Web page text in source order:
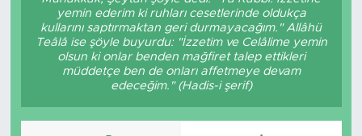
yemin ederim ki ruhları cesetlerinde oldukça
kullarını saptırmaktan geri durmayacağım." Allâhü
Teâlâ ise şöyle buyurdu: "İzzetim ve Celâlime yemin
olsun ki onlar benden mağfiret talep ettikleri
müddetçe ben de onları affetmeye devam
edeceğim." (Hadis-i şerif)
Bölge
Teknoloji
Magazin